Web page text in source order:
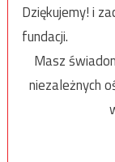
Dziękujemy! i
fundacji.
Masz
niezależnych